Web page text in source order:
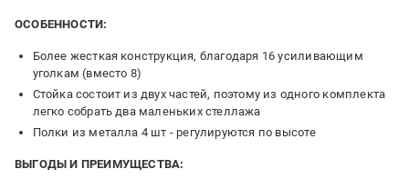
ОСОБЕННОСТИ:
Более жесткая конструкция, благодаря 16 усиливающим
уголкам (вместо 8)
Стойка состоит из двух частей, поэтому из одного комплекта
легко собрать два маленьких стеллажа
Полки из металла 4 шт - регулируются по высоте
ВЫГОДЫ И ПРЕИМУЩЕСТВА: